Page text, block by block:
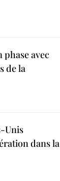
phase avec
de la
Unis
dans la